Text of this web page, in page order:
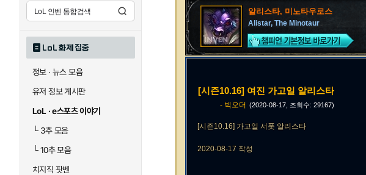
LoL 화제 집중
정보 · 뉴스 모음
유저 정보 게시판
LoL · e스포츠 이야기
└3추 모음
└10추 모음
치지직 팟벤
알리스타, 미노타우로스
Alistar, The Minotaur
[시즌10.16] 여진 가고일 알리스타
- 빅오더 (2020-08-17, 조회수: 29167)
[시즌10.16] 가고일 서폿 알리스타
2020-08-17 작성